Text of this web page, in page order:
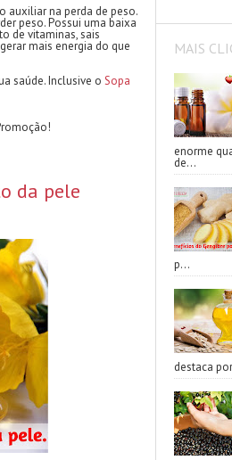
auxiliar na perda de peso.
peso. Possui uma baixa
de vitaminas, sais
mais energia do que
saúde. Inclusive o Sopa
da pele
MAIS
enorme
de...
p...
destaca